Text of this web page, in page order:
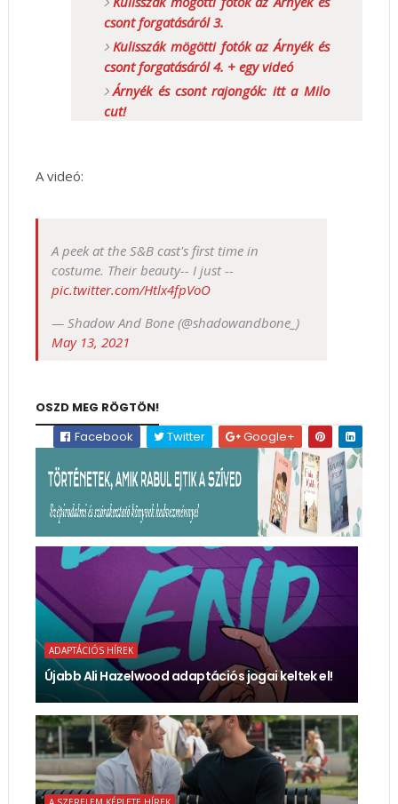
csont forgatásáról 3.
Kulisszák mögötti fotók az Árnyék és
csont forgatásáról 4. + egy videó
Árnyék és csont rajongók: itt a Milo
cut!
A videó:
A peek at the S&B cast's first time in
costume. Their beauty-- I just --
pic.twitter.com/Htlx4fpVoO
— Shadow And Bone (@shadowandbone_)
May 13, 2021
OSZD MEG RÖGTÖN!
Facebook
Twitter Google+
ADAPTÁCIÓS HÍREK
Újabb Ali Hazelwood adaptációs jogai keltek el!